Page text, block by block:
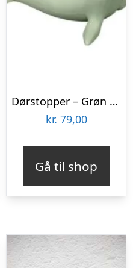
Dørstopper – Grøn sæl
kr. 79,00
Gå til shop